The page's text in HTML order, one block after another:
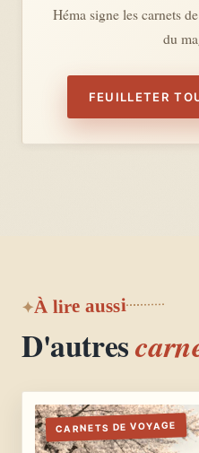
Héma signe les carnets
du
FEUILLETER
À lire aussi
D'autres
CARNETS DE VOYAGE